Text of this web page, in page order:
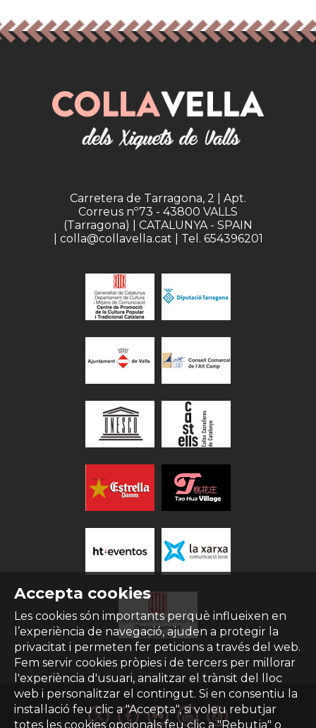
Accepta cookies
Les cookies són importants perquè influeixen en
l’experiència de navegació, ajuden a protegir la
privacitat i permeten fer peticions a través del web.
Fem servir cookies pròpies i de tercers per millorar
l'experiència d'usuari, analitzar el trànsit del lloc
web i personalitzar el contingut. Si en consentiu la
instal·lació feu clic a "Accepta", si voleu rebutjar
totes les cookies opcionals feu clic a "Rebutja" o
Carretera de Tarragona, 2 | Apt.
Correus nº73 - 43800 VALLS
(Tarragona) | CATALUNYA - SPAIN
| colla@collavella.cat | Tel. 654396201